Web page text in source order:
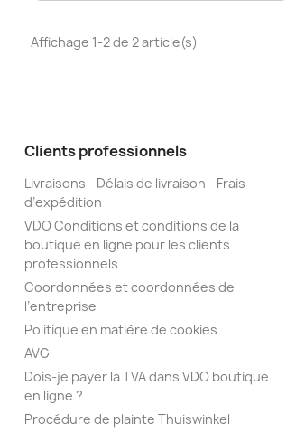
Affichage 1-2 de 2 article(s)
Clients professionnels
Livraisons - Délais de livraison - Frais
d’expédition
VDO Conditions et conditions de la
boutique en ligne pour les clients
professionnels
Coordonnées et coordonnées de
l’entreprise
Politique en matière de cookies
AVG
Dois-je payer la TVA dans VDO boutique
en ligne ?
Procédure de plainte Thuiswinkel